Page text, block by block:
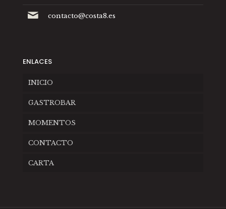
contacto@costa8.es
ENLACES
INICIO
GASTROBAR
MOMENTOS
CONTACTO
CARTA